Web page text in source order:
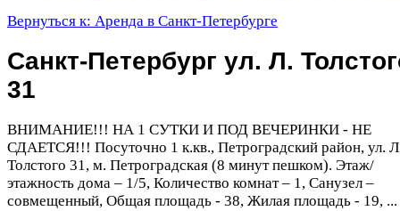
Вернуться к: Аренда в Санкт-Петербурге
Санкт-Петербург ул. Л.
31
ВНИМАНИЕ!!! НА 1 СУТКИ И ПОД ВЕЧЕРИНКИ - НЕ
СДАЕТСЯ!!! Посуточно 1 к.кв., Петроградский район, ул.
Толстого 31, м. Петроградская (8 минут пешком). Этаж/
этажность дома – 1/5, Количество комнат – 1, Санузел –
совмещенный, Общая площадь - 38, Жилая площадь - 19, ...